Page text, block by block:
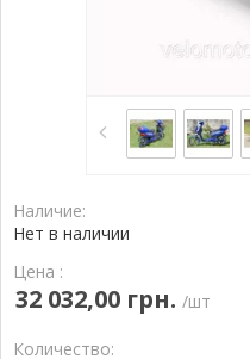
Наличие:
Нет в наличии
Цена :
32 032,00 грн. /шт
Количество: